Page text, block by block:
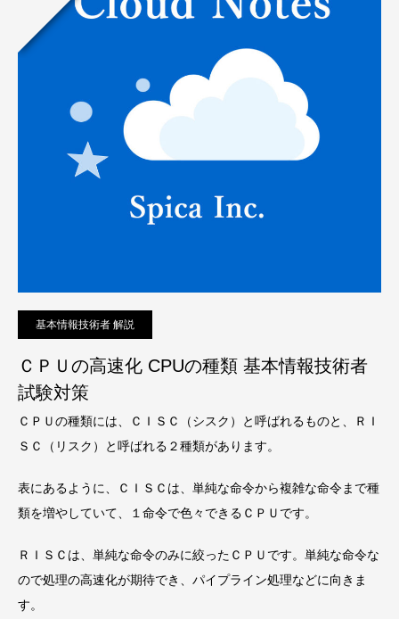
基本情報技術者 解説
ＣＰＵの高速化 CPUの種類 基本情報技術者
試験対策
ＣＰＵの種類には、ＣＩＳＣ（シスク）と呼ばれるものと、ＲＩ
ＳＣ（リスク）と呼ばれる２種類があります。
表にあるように、ＣＩＳＣは、単純な命令から複雑な命令まで種
類を増やしていて、１命令で色々できるＣＰＵです。
ＲＩＳＣは、単純な命令のみに絞ったＣＰＵです。単純な命令な
ので処理の高速化が期待でき、パイプライン処理などに向きま
す。